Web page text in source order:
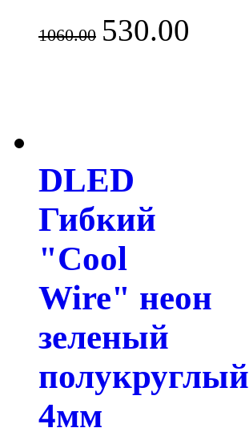
1060.00 530.00
DLED
Гибкий
"Cool
Wire" неон
зеленый
полукруглый
4мм